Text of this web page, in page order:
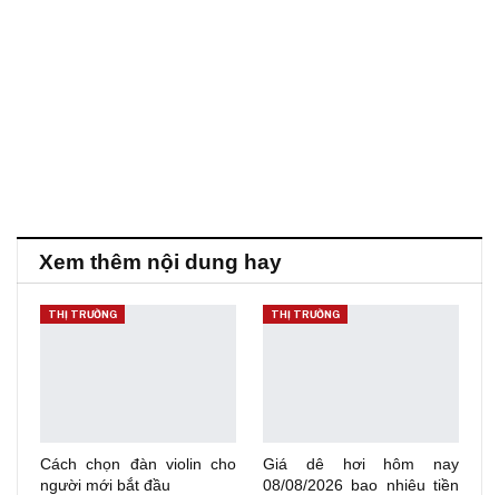
Xem thêm nội dung hay
THỊ TRƯỜNG
Cách chọn đàn violin cho
người mới bắt đầu
THỊ TRƯỜNG
Giá dê hơi hôm nay
08/08/2026 bao nhiêu tiền